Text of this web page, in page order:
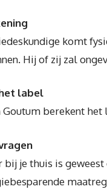
komt
Hij of zij zal
label
Goutum berekent
bij je thuis is